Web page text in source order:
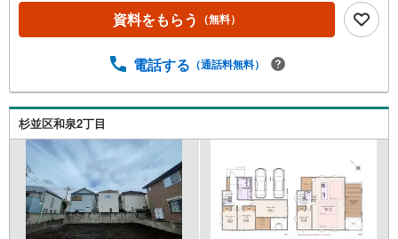
資料をもらう （無料）
電話する （通話料無料）
杉並区和泉2丁目